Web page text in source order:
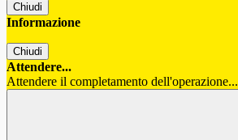
Chiudi
Informazione
Chiudi
Attendere...
Attendere il completamento dell'operazione...